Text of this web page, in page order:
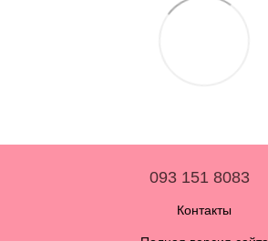
093 151 8083
Контакты